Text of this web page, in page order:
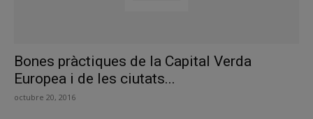
Bones pràctiques de la Capital Verda
Europea i de les ciutats...
octubre 20, 2016